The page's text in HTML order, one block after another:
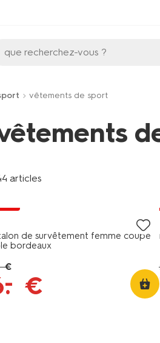
que recherchez-vous ?
vêtements de sport
articles
de survêtement femme coupe
bordeaux
€
.
– €